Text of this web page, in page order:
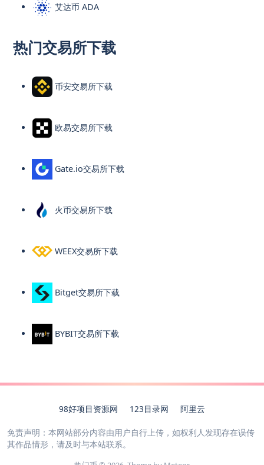
艾达币 ADA
热门交易所下载
币安交易所下载
欧易交易所下载
Gate.io交易所下载
火币交易所下载
WEEX交易所下载
Bitget交易所下载
BYBIT交易所下载
98好项目资源网 123目录网 阿里云
免责声明：本网站部分内容由用户自行上传，如权利人发现存在误传
其作品情形，请及时与本站联系。